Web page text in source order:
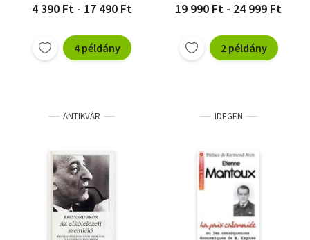
4 390 Ft - 17 490 Ft
4 példány
19 990 Ft - 24 999 Ft
2 példány
ANTIKVÁR IDEGEN